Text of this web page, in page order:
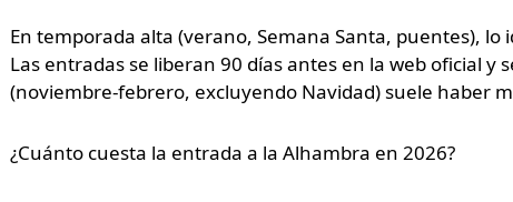
En temporada alta (verano, Semana Santa, puentes),
Las entradas se liberan 90 días antes en la web oficial y
(noviembre-febrero, excluyendo Navidad) suele haber
¿Cuánto cuesta la entrada a la Alhambra en 2026?